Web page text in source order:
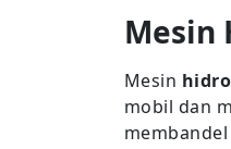
Mesin
Mesin
mobil dan